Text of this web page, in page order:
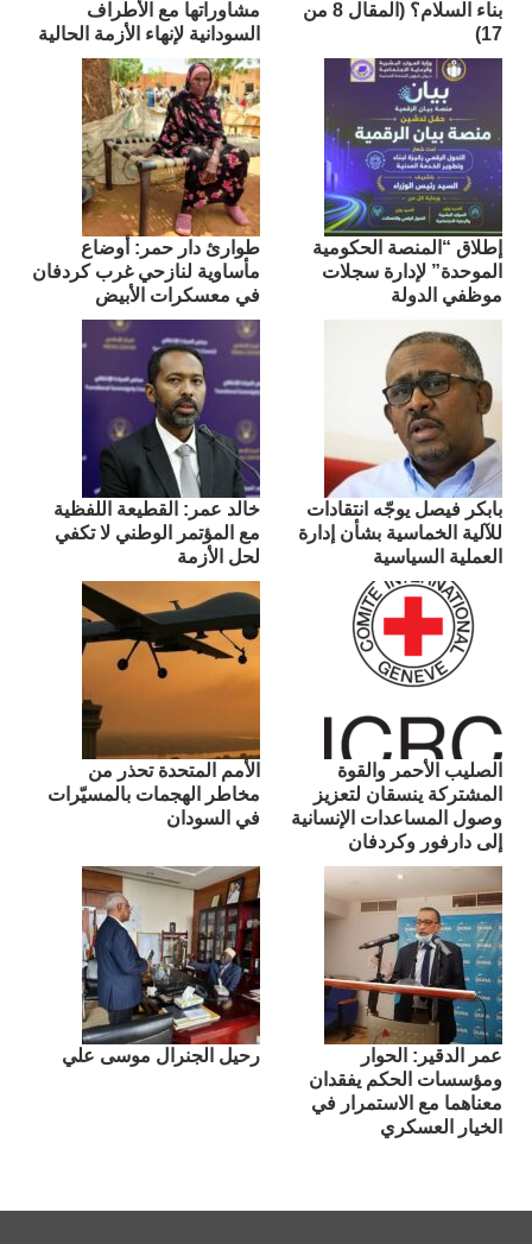
بناء السلام؟ (المقال 8 من
17)
مشاوراتها مع الأطراف
السودانية لإنهاء الأزمة الحالية
إطلاق “المنصة الحكومية
الموحدة” لإدارة سجلات
موظفي الدولة
طوارئ دار حمر: أوضاع
مأساوية لنازحي غرب كردفان
في معسكرات الأبيض
بابكر فيصل يوجّه انتقادات
للآلية الخماسية بشأن إدارة
العملية السياسية
​خالد عمر: القطيعة اللفظية
مع المؤتمر الوطني لا تكفي
لحل الأزمة
الصليب الأحمر والقوة
المشتركة ينسقان لتعزيز
وصول المساعدات الإنسانية
إلى دارفور وكردفان
الأمم المتحدة تحذر من
مخاطر الهجمات بالمسيّرات
في السودان
عمر الدقير: الحوار
ومؤسسات الحكم يفقدان
معناهما مع الاستمرار في
الخيار العسكري
رحيل الجنرال موسى علي